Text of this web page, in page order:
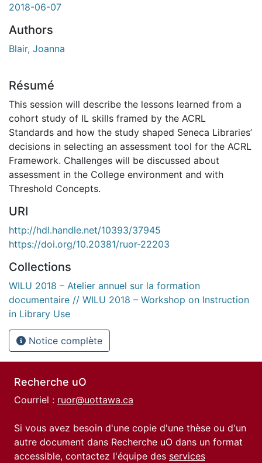
2018-06-07
Authors
Blair, Joanna
Résumé
This session will describe the lessons learned from a
cohort study of IL skills framed by the ACRL
Standards and how the study shaped Seneca Libraries’
decisions in selecting an assessment tool for the ACRL
Framework. Challenges will be discussed about
assessment in the College environment and with
Threshold Concepts.
URI
http://hdl.handle.net/10393/37945
https://doi.org/10.20381/ruor-22203
Collections
WILU 2018 – Atelier annuel sur la formation
documentaire // WILU 2018 – Workshop on Instruction
in Library Use
Notice complète
Recherche uO
Courriel : ruor@uottawa.ca
Si vous avez besoin d'une copie d'une thèse ou d'un
autre document dans Recherche uO dans un format
accessible, contactez l'équipe des services